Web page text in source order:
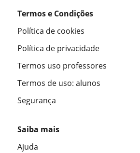
Termos e Condições
Política de cookies
Política de privacidade
Termos uso professores
Termos de uso: alunos
Segurança
Saiba mais
Ajuda